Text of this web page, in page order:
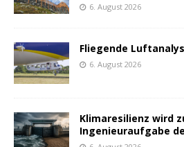
6. August 2026
Fliegende
6. August 2026
Klimaresilienz wird
Ingenieuraufgabe